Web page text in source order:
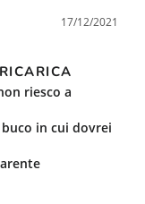
17/12/2021
riesco a
in cui dovrei